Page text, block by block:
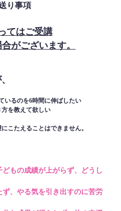
り事項
てはご受講
がございます。
いるのを6時間に伸ばしたい
方を教えて欲しい
こたえることはできません。
どもの成績が上がらず、どうし
ず、やる気を引き出すのに苦労